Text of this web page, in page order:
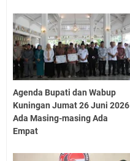
Agenda Bupati dan Wabup
Kuningan Jumat 26 Juni 2026
Ada Masing-masing Ada
Empat